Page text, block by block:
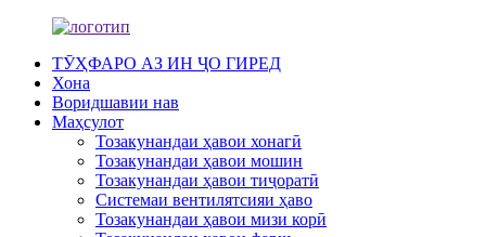
ТӮҲФАРО АЗ ИН ҶО ГИРЕД
Хона
Воридшавии нав
Маҳсулот
Тозакунандаи ҳавои хонагӣ
Тозакунандаи ҳавои мошин
Тозакунандаи ҳавои тиҷоратӣ
Системаи вентилятсияи ҳаво
Тозакунандаи ҳавои мизи корӣ